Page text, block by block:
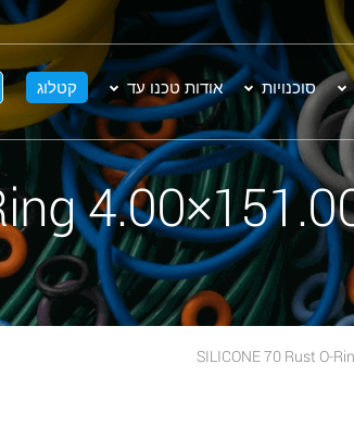
סוכנויות אודות טכנו עד קטלוג